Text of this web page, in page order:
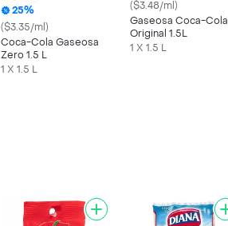
25%
($3.35/ml)
Coca-Cola Gaseosa
Zero 1.5 L
1 X 1.5 L
($3.48/ml)
Gaseosa Coca-Cola
Original 1.5L
1 X 1.5 L